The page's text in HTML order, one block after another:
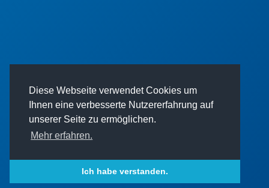
Diese Webseite verwendet Cookies um
Ihnen eine verbesserte Nutzererfahrung auf
unserer Seite zu ermöglichen.
Mehr erfahren.
Ich habe verstanden.